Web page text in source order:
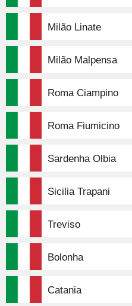
Milão Linate
Milão Malpensa
Roma Ciampino
Roma Fiumicino
Sardenha Olbia
Sicilia Trapani
Treviso
Bolonha
Catania